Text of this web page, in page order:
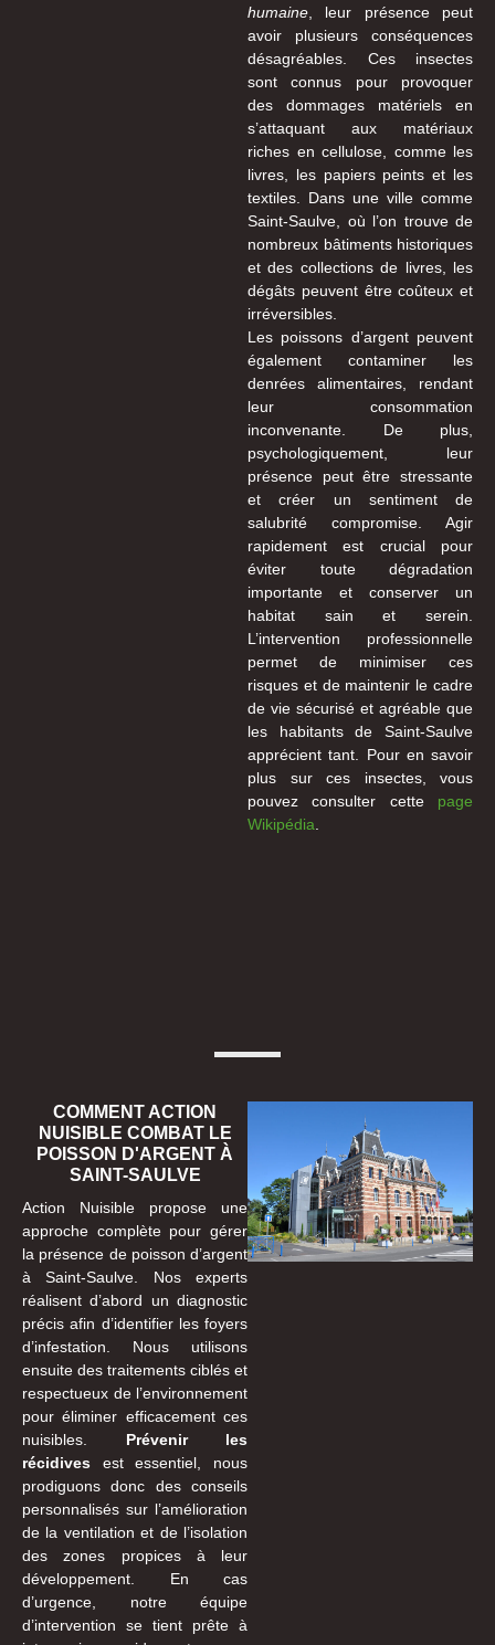
humaine, leur présence peut
avoir plusieurs conséquences
désagréables. Ces insectes
sont connus pour provoquer
des dommages matériels en
s’attaquant aux matériaux
riches en cellulose, comme les
livres, les papiers peints et les
textiles. Dans une ville comme
Saint-Saulve, où l’on trouve de
nombreux bâtiments historiques
et des collections de livres, les
dégâts peuvent être coûteux et
irréversibles.
Les poissons d’argent peuvent
également contaminer les
denrées alimentaires, rendant
leur consommation
inconvenante. De plus,
psychologiquement, leur
présence peut être stressante
et créer un sentiment de
salubrité compromise. Agir
rapidement est crucial pour
éviter toute dégradation
importante et conserver un
habitat sain et serein.
L’intervention professionnelle
permet de minimiser ces
risques et de maintenir le cadre
de vie sécurisé et agréable que
les habitants de Saint-Saulve
apprécient tant. Pour en savoir
plus sur ces insectes, vous
pouvez consulter cette page
Wikipédia.
COMMENT ACTION
NUISIBLE COMBAT LE
POISSON D'ARGENT À
SAINT-SAULVE
Action Nuisible propose une
approche complète pour gérer
la présence de poisson d’argent
à Saint-Saulve. Nos experts
réalisent d’abord un diagnostic
précis afin d’identifier les foyers
d’infestation. Nous utilisons
ensuite des traitements ciblés et
respectueux de l’environnement
pour éliminer efficacement ces
nuisibles. Prévenir les
récidives est essentiel, nous
prodiguons donc des conseils
personnalisés sur l’amélioration
de la ventilation et de l’isolation
des zones propices à leur
développement. En cas
d’urgence, notre équipe
d’intervention se tient prête à